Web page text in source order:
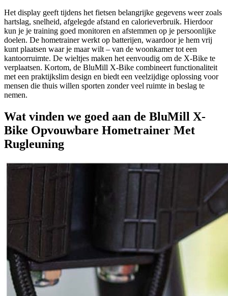
Het display geeft tijdens het fietsen belangrijke gegevens weer zoals
hartslag, snelheid, afgelegde afstand en calorieverbruik. Hierdoor
kun je je training goed monitoren en afstemmen op je persoonlijke
doelen. De hometrainer werkt op batterijen, waardoor je hem vrij
kunt plaatsen waar je maar wilt – van de woonkamer tot een
kantoorruimte. De wieltjes maken het eenvoudig om de X-Bike te
verplaatsen. Kortom, de BluMill X-Bike combineert functionaliteit
met een praktijkslim design en biedt een veelzijdige oplossing voor
mensen die thuis willen sporten zonder veel ruimte in beslag te
nemen.
Wat vinden we goed aan de BluMill X-
Bike Opvouwbare Hometrainer Met
Rugleuning